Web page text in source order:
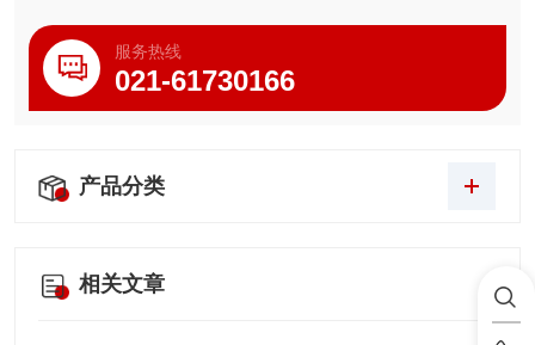
服务热线
021-61730166
产品分类
相关文章